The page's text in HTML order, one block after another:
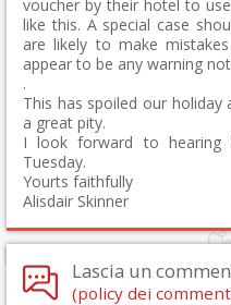
voucher by their hotel to
like this. A special case
are likely to make
appear to be any warning
.
This has spoiled our
a great pity.
I look forward to
Tuesday.
Yourts faithfully
Alisdair Skinner
Lascia un
(policy dei